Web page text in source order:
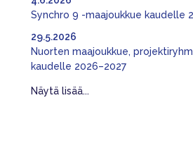
Synchro 9 -maajoukkue kaudelle
Nuorten maajoukkue,
kaudelle 2026–2027
29.5.2026
Näytä lisää...